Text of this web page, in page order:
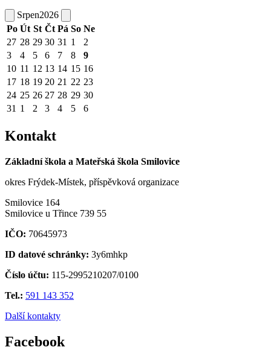
Srpen2026
Po Út St Čt Pá So Ne
27 28 29 30 31 1
2
3
4 5 6 7 8
9
10 11 12 13 14 15 16
17 18 19 20 21 22 23
24 25 26 27 28 29 30
31 1 2 3 4 5 6
Kontakt
Základní škola a Mateřská škola Smilovice
okres Frýdek-Místek, příspěvková organizace
Smilovice 164
Smilovice u Třince 739 55
IČO: 70645973
ID datové schránky: 3y6mhkp
Číslo účtu: 115-2995210207/0100
Tel.: 591 143 352
Další kontakty
Facebook